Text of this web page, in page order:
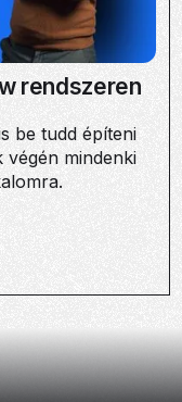
rendszeren
be tudd építeni
végén mindenki